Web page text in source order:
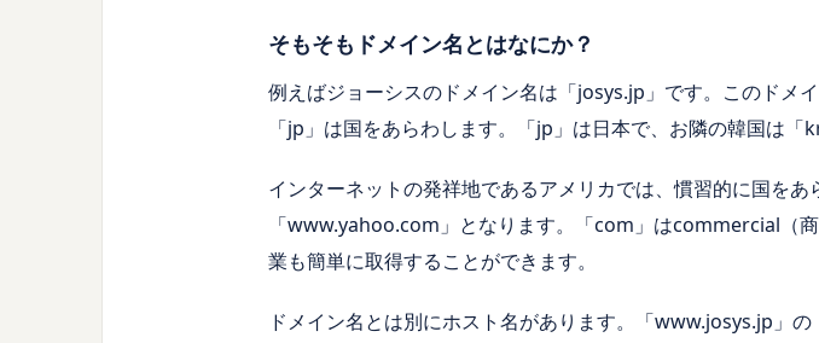
そもそもドメイン名とはなにか？
例えばジョーシスのドメイン名は「josys.jp 」です。このドメ
「jp 」は国をあらわします。「jp 」は日本で、お隣の韓国は「
インターネットの発祥地であるアメリカでは、慣習的に国を
「www.yahoo.com 」となります。「com 」はcommercial （
業も簡単に取得することができます。
ドメイン名とは別にホスト名があります。「www.josys.jp 」の